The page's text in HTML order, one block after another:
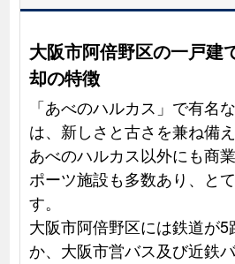
大阪市阿倍野区の一戸建
却の特徴
「あべのハルカス」で有名
は、新しさと古さを兼ね備え
あべのハルカス以外にも商
ポーツ施設も多数あり、と
す。
大阪市阿倍野区には鉄道が5
か、大阪市営バス及び近鉄